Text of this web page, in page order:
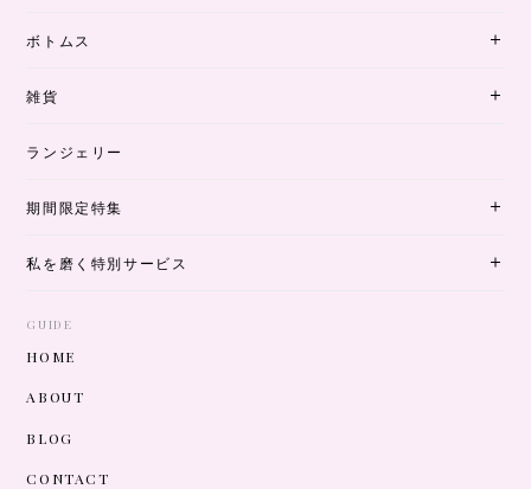
ボトムス
雑貨
ランジェリー
期間限定特集
私を磨く特別サービス
GUIDE
HOME
ABOUT
BLOG
CONTACT